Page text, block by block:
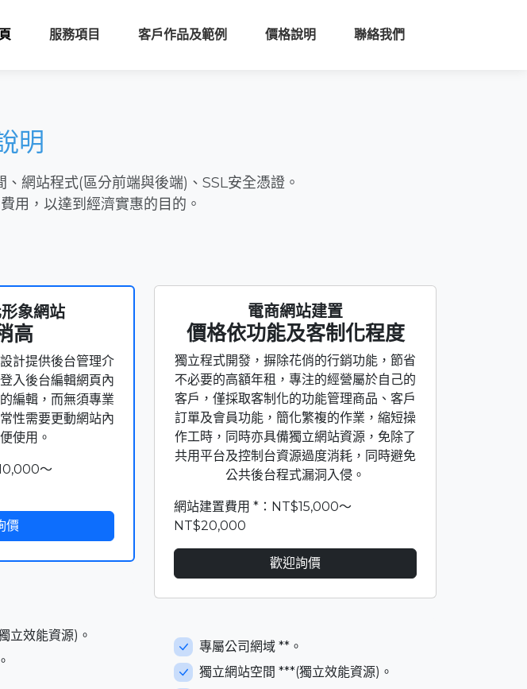
服務項目 客戶作品及範例 價格說明 聯絡我們
明
網站程式(區分前端與後端)、SSL安全憑證。
用，以達到經濟實惠的目的。
象網站
高
計提供後台管理介
入後台編輯網頁內
編輯，而無須專業
性需要更動網站內
使用。
～
價
立效能資源)。
電商網站建置
價格依功能及客制化程度
獨立程式開發，摒除花俏的行銷功能，節省
不必要的高額年租，專注的經營屬於自己的
客戶，僅採取客制化的功能管理商品、客戶
訂單及會員功能，簡化繁複的作業，縮短操
作工時，同時亦具備獨立網站資源，免除了
共用平台及控制台資源過度消耗，同時避免
公共後台程式漏洞入侵。
網站建置費用 *：NT$15,000～
NT$20,000
歡迎詢價
專屬公司網域 **。
獨立網站空間 ***(獨立效能資源)。